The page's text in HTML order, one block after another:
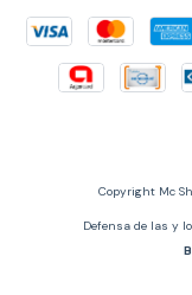
Copyright Mc
Defensa de las y